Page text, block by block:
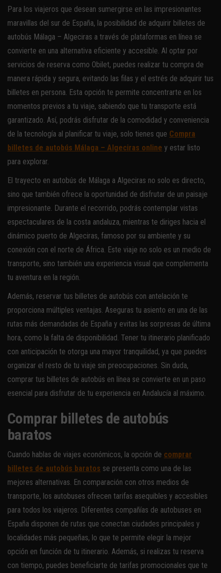
Para los viajeros que desean sumergirse en las impresionantes
maravillas del sur de España, la posibilidad de adquirir billetes de
autobús Málaga – Algeciras a través de plataformas en línea se
convierte en una alternativa eficiente y accesible. Al optar por
servicios de reserva como Obilet, puedes realizar tu compra de
manera rápida y segura, evitando las filas y el estrés de adquirir tus
billetes en persona. Esta opción te permite concentrarte en los
momentos previos a tu viaje, sabiendo que tu transporte está
garantizado. Así, podrás disfrutar de la comodidad y conveniencia
de la tecnología al planificar tu viaje, solo tienes que Compra
billetes de autobús Málaga – Algeciras online y estar listo
para explorar.
El trayecto en autobús de Málaga a Algeciras no solo es directo,
sino que también ofrece la oportunidad de disfrutar de un paisaje
impresionante. Durante el recorrido, podrás contemplar vistas
espectaculares de la costa andaluza, mientras te diriges hacia el
dinámico puerto de Algeciras, famoso por su ambiente y su
conexión con el norte de África. Este viaje no solo es un medio de
transporte, sino también una experiencia visual que complementa
tu aventura en la región.
Además, reservar tus billetes de autobús con antelación te
proporciona múltiples ventajas. Aseguras tu asiento en una de las
rutas más demandadas de España y evitas las sorpresas de última
hora, como la falta de disponibilidad. Tener tu itinerario planificado
con anticipación te otorga una mayor tranquilidad, ya que puedes
organizar el resto de tu viaje sin preocupaciones. Sin duda,
comprar tus billetes de autobús en línea se convierte en un paso
esencial para disfrutar de tu experiencia en Andalucía al máximo.
Comprar billetes de autobús
baratos
Cuando hablas de viajes económicos, la opción de comprar
billetes de autobús baratos se presenta como una de las
mejores alternativas. En comparación con otros medios de
transporte, los autobuses ofrecen tarifas asequibles y accesibles
para todos los viajeros. Diferentes compañías de autobuses en
España disponen de rutas que conectan ciudades principales y
localidades más pequeñas, lo que te permite elegir la mejor
opción en función de tu itinerario. Además, si realizas tu reserva
con tiempo, puedes beneficiarte de tarifas promocionales que te